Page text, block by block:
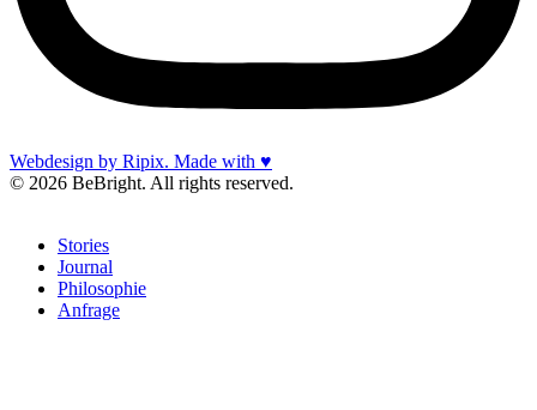
Webdesign by Ripix. Made with ♥
© 2026 BeBright. All rights reserved.
Stories
Journal
Philosophie
Anfrage